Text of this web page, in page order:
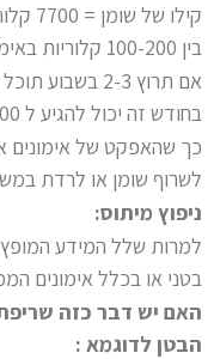
בין 100-200 קלוריות באימון,
בחודש זה יכול להגיע ל 1500-2400 (שליש קילו לערך)
כך שהאפקט של אימונים
לשרוף שומן או לרדת
ניפוץ מיתוס:
למרות שלל המידע המופץ
בטני או בכלל אימונים
האם יש דבר כזה
הבטן לדוגמא :